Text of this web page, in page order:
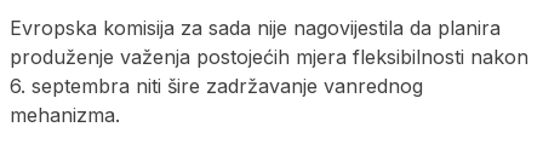
Evropska komisija za sada nije nagovijestila da planira
produženje važenja postojećih mjera fleksibilnosti nakon
6. septembra niti šire zadržavanje vanrednog
mehanizma.